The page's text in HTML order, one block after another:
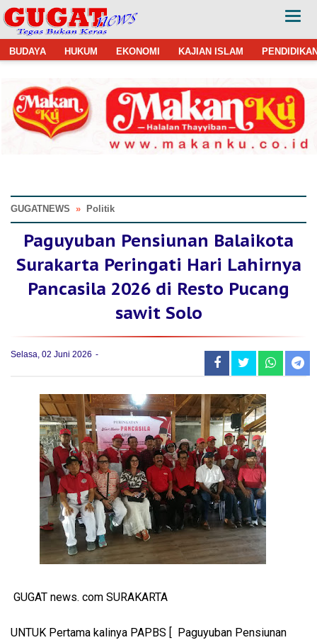
BUDAYA HUKUM EKONOMI KAJIAN ISLAM
GUGATNEWS » Politik
Paguyuban Pensiunan Balaikota
Surakarta Peringati Hari Lahirnya
Pancasila 2026 di Resto Pucang
sawit Solo
Selasa, 02 Juni 2026
GUGAT news. com SURAKARTA
UNTUK Pertama kalinya PAPBS [ Paguyuban Pensiunan